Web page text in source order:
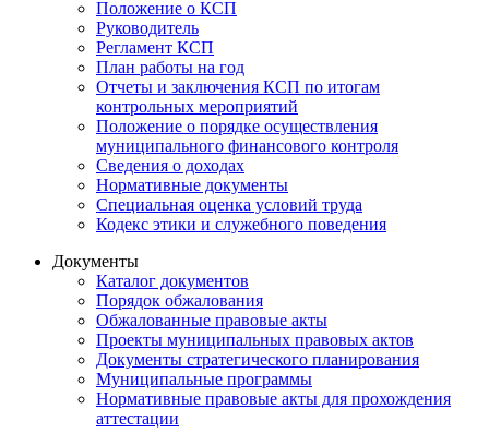
Положение о КСП
Руководитель
Регламент КСП
План работы на год
Отчеты и заключения КСП по итогам
контрольных мероприятий
Положение о порядке осуществления
муниципального финансового контроля
Сведения о доходах
Нормативные документы
Специальная оценка условий труда
Кодекс этики и служебного поведения
Документы
Каталог документов
Порядок обжалования
Обжалованные правовые акты
Проекты муниципальных правовых актов
Документы стратегического планирования
Муниципальные программы
Нормативные правовые акты для прохождения
аттестации